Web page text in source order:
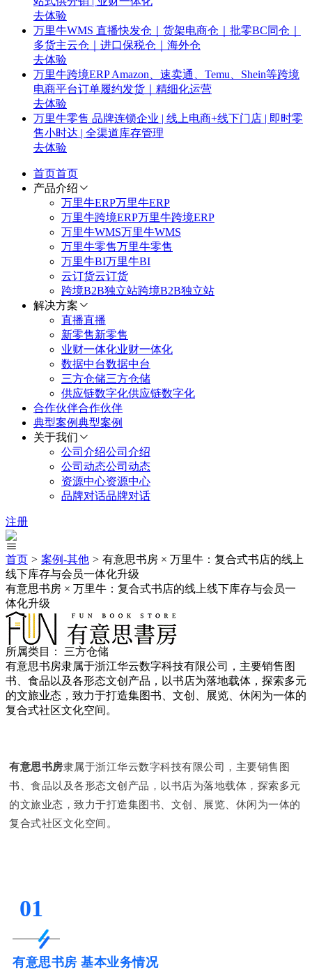
去体验
万里牛WMS 直播快发仓｜货架电商仓｜批零BC同仓｜
多货主云仓｜进口保税仓｜海外仓
去体验
万里牛跨境ERP Amazon、速卖通、Temu、Shein等跨境
电商平台订单履约发货｜精细化运营
去体验
万里牛零售 品牌连锁企业 | 线上电商+线下门店 | 即时零
售小时达 | 全渠道库存管理
去体验
首页首页
产品介绍
万里牛ERP万里牛ERP
万里牛跨境ERP万里牛跨境ERP
万里牛WMS万里牛WMS
万里牛零售万里牛零售
万里牛BI万里牛BI
云订货云订货
跨境B2B独立站跨境B2B独立站
解决方案
直播直播
新零售新零售
业财一体化业财一体化
数据中台数据中台
三方仓储三方仓储
供应链数字化供应链数字化
合作伙伴合作伙伴
典型案例典型案例
关于我们
公司介绍公司介绍
公司动态公司动态
资源中心资源中心
品牌对话品牌对话
注册
首页 > 案例-其他 > 有意思书房 × 万里牛：复合式书店的线上
线下库存与会员一体化升级
有意思书房 × 万里牛：复合式书店的线上线下库存与会员一
体化升级
所属类目：
三方仓储
有意思书房隶属于浙江华云数字科技有限公司，主要销售图
书、食品以及各形态文创产品，以书店为落地载体，探索多元
的文旅业态，致力于打造集图书、文创、展览、休闲为一体的
复合式社区文化空间。
有意思书房隶属于浙江华云数字科技有限公司，主要销售图
书、食品以及各形态文创产品，以书店为落地载体，探索多元
的文旅业态，致力于打造集图书、文创、展览、休闲为一体的
复合式社区文化空间。
01
有意思书房 基本业务情况